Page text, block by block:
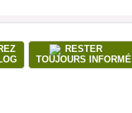
RESTER
TOUJOURS INFORMÉ